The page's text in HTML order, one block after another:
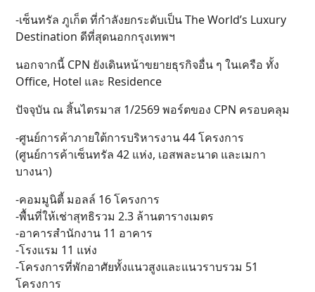
-เซ็นทรัล ภูเก็ต ที่กำลังยกระดับเป็น The World’s Luxury
Destination ดีที่สุดนอกกรุงเทพฯ
นอกจากนี้ CPN ยังเดินหน้าขยายธุรกิจอื่น ๆ ในเครือ ทั้ง
Office, Hotel และ Residence
ปัจจุบัน ณ สิ้นไตรมาส 1/2569 พอร์ตของ CPN ครอบคลุม
-ศูนย์การค้าภายใต้การบริหารงาน 44 โครงการ
(ศูนย์การค้าเซ็นทรัล 42 แห่ง, เอสพละนาด และเมกา
บางนา)
-คอมมูนิตี้ มอลล์ 16 โครงการ
-พื้นที่ให้เช่าสุทธิรวม 2.3 ล้านตารางเมตร
-อาคารสำนักงาน 11 อาคาร
-โรงแรม 11 แห่ง
-โครงการที่พักอาศัยทั้งแนวสูงและแนวราบรวม 51
โครงการ